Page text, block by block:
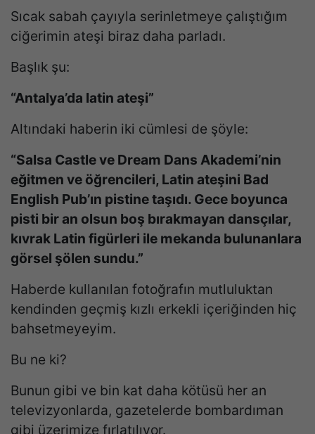
Sıcak sabah çayıyla serinletmeye çalıştığım
ciğerimin ateşi biraz daha parladı.
Başlık şu:
“Antalya’da latin ateşi”
Altındaki haberin iki cümlesi de şöyle:
“Salsa Castle ve Dream Dans Akademi’nin
eğitmen ve öğrencileri, Latin ateşini Bad
English Pub’ın pistine taşıdı. Gece boyunca
pisti bir an olsun boş bırakmayan dansçılar,
kıvrak Latin figürleri ile mekanda bulunanlara
görsel şölen sundu.”
Haberde kullanılan fotoğrafın mutluluktan
kendinden geçmiş kızlı erkekli içeriğinden hiç
bahsetmeyeyim.
Bu ne ki?
Bunun gibi ve bin kat daha kötüsü her an
televizyonlarda, gazetelerde bombardıman
gibi üzerimize fırlatılıyor.